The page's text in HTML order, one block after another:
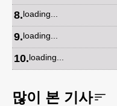
8.loading...
9.loading...
10.loading...
많이 본 기사